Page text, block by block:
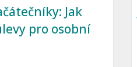
Jak
pro osobní